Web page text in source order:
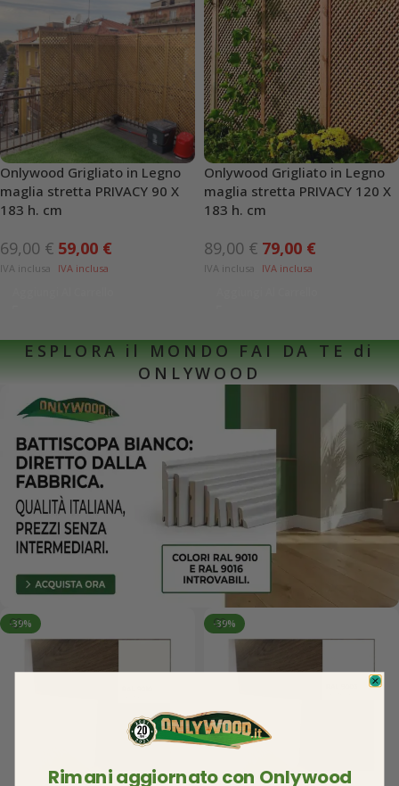
Onlywood Grigliato in Legno
maglia stretta PRIVACY 90 X
183 h. cm
69,00 € 59,00 €
Onlywood Grigliato in Legno
maglia stretta PRIVACY 120 X
183 h. cm
89,00 € 79,00 €
ESPLORA il MONDO FAI DA TE di
ONLYWOOD
-39% -39%
Rimani aggiornato con Onlywood